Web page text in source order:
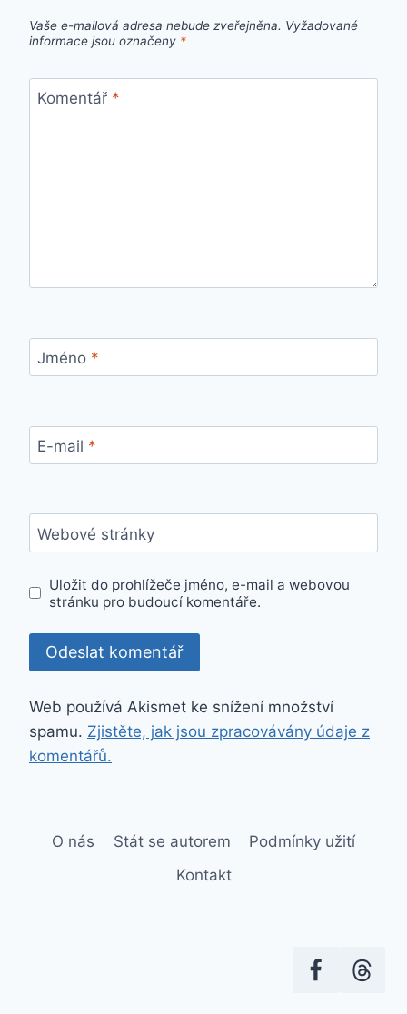
Vaše e-mailová adresa nebude zveřejněna. Vyžadované
informace jsou označeny *
Komentář *
Jméno *
E-mail *
Webové stránky
Uložit do prohlížeče jméno, e-mail a webovou
stránku pro budoucí komentáře.
Web používá Akismet ke snížení množství
spamu. Zjistěte, jak jsou zpracovávány údaje z
komentářů.
O nás Stát se autorem
Podmínky užití
Kontakt